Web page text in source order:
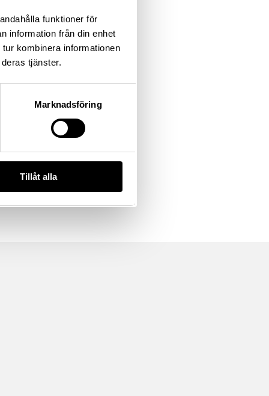
funktioner för
information från din enhet
kombinera informationen
tjänster.
Marknadsföring
Tillåt alla